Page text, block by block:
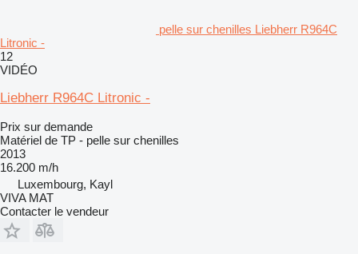
pelle sur chenilles Liebherr R964C
Litronic -
12
VIDÉO
Liebherr R964C Litronic -
Prix sur demande
Matériel de TP - pelle sur chenilles
2013
16.200 m/h
Luxembourg, Kayl
VIVA MAT
Contacter le vendeur